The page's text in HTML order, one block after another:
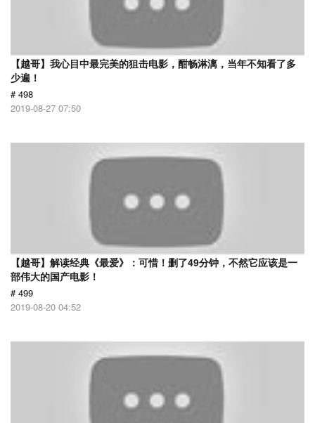
【越哥】我心目中最完美的狙击电影，酣畅淋漓，当年不知看了多
少遍！
# 498
2019-08-27 07:50
【越哥】解读经典《最爱》：可惜！删了49分钟，不然它应该是一
部伟大的国产电影！
# 499
2019-08-20 04:52